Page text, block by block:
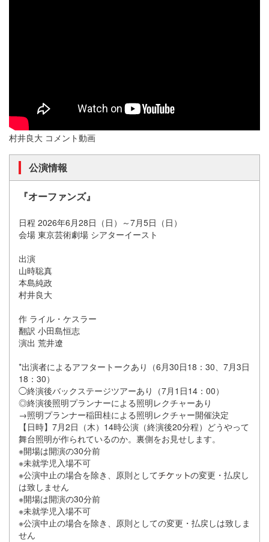
︎村井良大 コメント動画
公演情報
『オーファンズ』
日程 2026年6月28日（日）～7月5日（日）
会場 東京芸術劇場 シアターイースト
出演
山時聡真
本島純政
村井良大
作 ライル・ケスラー
翻訳 小田島恒志
演出 荒井遼
*出演者によるアフタートークあり（6月30日18：30、7月3日
18：30）
◯終演後バックステージツアーあり（7月1日14：00）
◎終演後照明プランナーによる照明レクチャーあり
→照明プランナー稲田桂による照明レクチャー開催決定
【日時】7月2日（木）14時公演（終演後20分程）どうやって
舞台照明が作られているのか。裏側をお見せします。
※開場は開演の30分前
※未就学児入場不可
※公演中止の場合を除き、原則として
の変更・払戻し
は致しません
※開場は開演の30分前
※未就学児入場不可
※公演中止の場合を除き、原則としての変更・払戻しは致しま
せん